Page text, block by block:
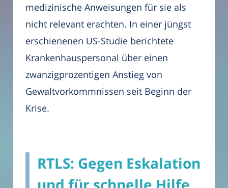
medizinische Anweisungen für sie als
nicht relevant erachten. In einer jüngst
erschienenen US-Studie berichtete
Krankenhauspersonal über einen
zwanzigprozentigen Anstieg von
Gewaltvorkommnissen seit Beginn der
Krise.
RTLS: Gegen Eskalation